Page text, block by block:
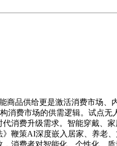
品供给更是激活消费市场、
消费市场的供需逻辑。试点
消费升级需求。智能穿戴、
鞭策AI深度嵌入居家、养老
消费者对智能化、个性化、